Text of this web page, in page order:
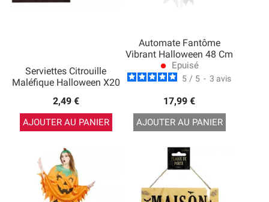
Serviettes Citrouille
Maléfique Halloween X20
2,49 €
AJOUTER AU PANIER
Automate Fantôme
Vibrant Halloween 48 Cm
lens Epuisé
5 / 5 - 3 avis
17,99 €
AJOUTER AU PANIER